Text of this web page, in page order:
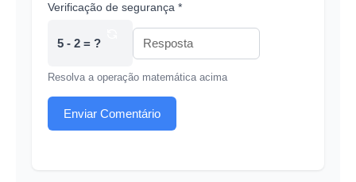
Verificação de segurança *
5 - 2 = ?
Resolva a operação matemática acima
Enviar Comentário